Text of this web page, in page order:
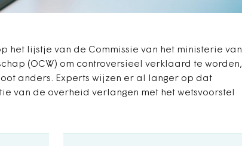
het lijstje van de Commissie van het ministerie van
(OCW) om controversieel verklaard te worden,
anders. Experts wijzen er al langer op dat
van de overheid verlangen met het wetsvoorstel